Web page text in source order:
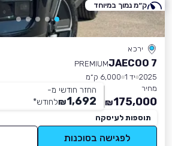
ירכא
JAECOO 7
PREMIUM
2025 יד 1
6,000 ק״מ
מחיר
175,000
₪
החזר חודשי מ-
1,692
₪לחודש*
תוספות לעיסקה
לפגישה בסוכנות
ק״מ נמוך במיוחד